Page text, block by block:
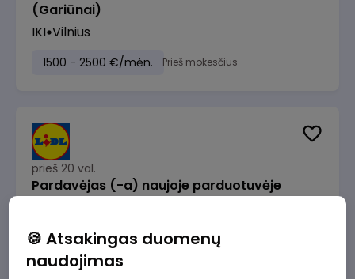
(Gariūnai)
IKI Vilnius
1500 - 2500 €/mėn. Prieš mokesčius
prieš 20 val.
Pardavėjas (-a) naujoje parduotuvėje
1715 - 2170 €/mėn.
🍪 Atsakingas duomenų
naudojimas